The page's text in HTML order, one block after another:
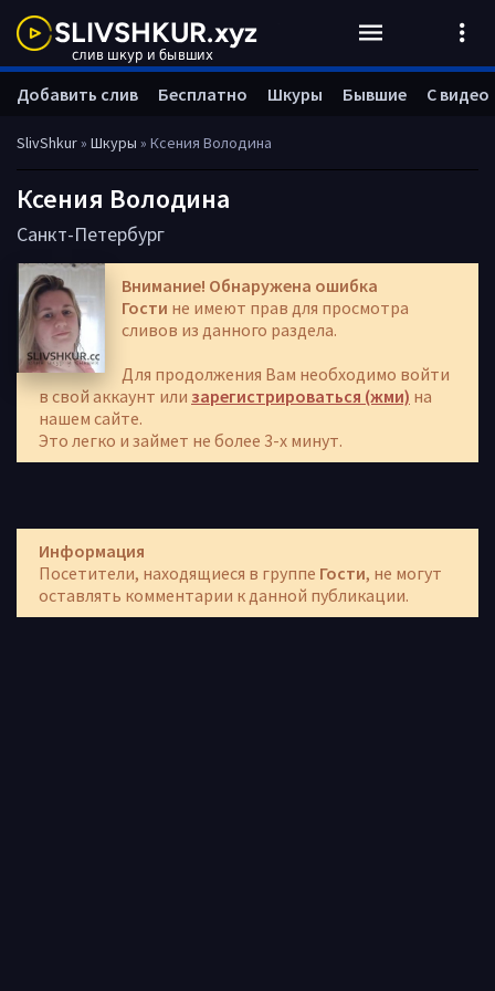
SlivShkur» Шкуры » Ксения Володина
Ксения Володина
Санкт-Петербург
Внимание! Обнаружена ошибка
Гости не имеют прав для просмотра
сливов из данного раздела.
Для продолжения Вам необходимо войти
в свой аккаунт или зарегистрироваться (жми) на
нашем сайте.
Это легко и займет не более 3-х минут.
Информация
Посетители, находящиеся в группе Гости, не могут
оставлять комментарии к данной публикации.
Добавить слив Бесплатно Шкуры Бывшие С видео